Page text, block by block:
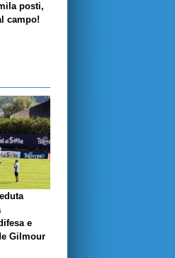
posti,
campo!
e
Gilmour